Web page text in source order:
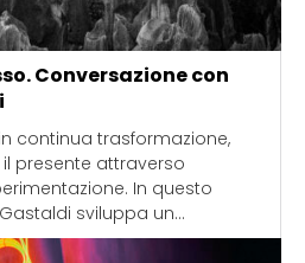
Conversazione con
continua trasformazione,
presente attraverso
In questo
sviluppa un...